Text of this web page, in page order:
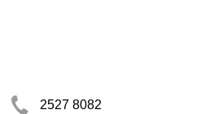
2527 8082